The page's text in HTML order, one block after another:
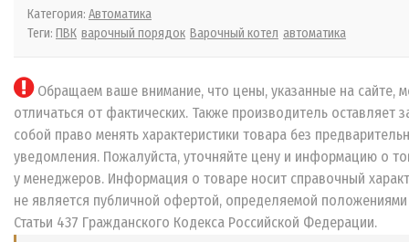
Категория: Автоматика
Теги: ПВК варочный порядок Варочный котел автоматика
Обращаем ваше внимание, что цены, указанные на сайте,
отличаться от фактических. Также производитель оставляет
собой право менять характеристики товара без
уведомления. Пожалуйста, уточняйте цену и информацию о
у менеджеров. Информация о товаре носит справочный
не является публичной офертой, определяемой положениями
Статьи 437 Гражданского Кодекса Российской Федерации.